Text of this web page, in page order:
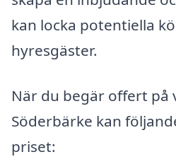
kan locka potentiella
hyresgäster.
När du begär offert på
Söderbärke kan
priset: